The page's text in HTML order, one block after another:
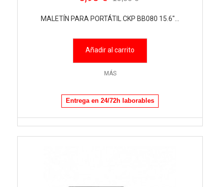
MALETÍN PARA PORTÁTIL CKP BB080 15.6"...
Añadir al carrito
MÁS
Entrega en 24/72h laborables